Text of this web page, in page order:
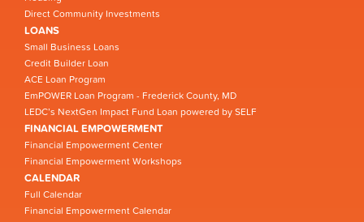
Direct Community Investments
LOANS
Small Business Loans
Credit Builder Loan
ACE Loan Program
EmPOWER Loan Program - Frederick County, MD
LEDC’s NextGen Impact Fund Loan powered by SELF
FINANCIAL EMPOWERMENT
Financial Empowerment Center
Financial Empowerment Workshops
CALENDAR
Full Calendar
Financial Empowerment Calendar